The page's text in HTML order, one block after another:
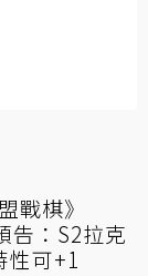
戰棋》
告：S2拉克
可+1